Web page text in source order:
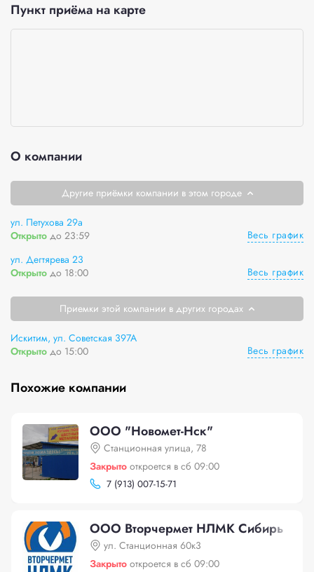
Пункт приёма на карте
О компании
Другие приёмки компании в этом городе
ул. Петухова 29а
Открыто до 23:59
Весь график
ул. Дегтярева 23
Открыто до 18:00 Весь график
Приемки этой компании в других городах
Искитим, ул. Советская 397А
Открыто до 15:00 Весь график
Похожие компании
ООО "Новомет-Нск"
Станционная улица, 78
Закрыто откроется в сб 09:00
7 (913) 007-15-71
ООО Вторчермет НЛМК Сибирь
ул. Станционная 60к3
Закрыто откроется в сб 09:00